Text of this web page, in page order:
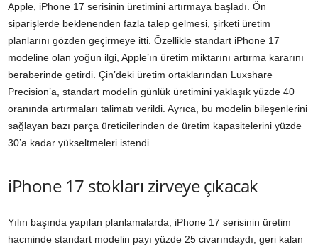
Apple, iPhone 17 serisinin üretimini artırmaya başladı. Ön
siparişlerde beklenenden fazla talep gelmesi, şirketi üretim
planlarını gözden geçirmeye itti. Özellikle standart iPhone 17
modeline olan yoğun ilgi, Apple’ın üretim miktarını artırma kararını
beraberinde getirdi. Çin’deki üretim ortaklarından Luxshare
Precision’a, standart modelin günlük üretimini yaklaşık yüzde 40
oranında artırmaları talimatı verildi. Ayrıca, bu modelin bileşenlerini
sağlayan bazı parça üreticilerinden de üretim kapasitelerini yüzde
30’a kadar yükseltmeleri istendi.
iPhone 17 stokları zirveye çıkacak
Yılın başında yapılan planlamalarda, iPhone 17 serisinin üretim
hacminde standart modelin payı yüzde 25 civarındaydı; geri kalan